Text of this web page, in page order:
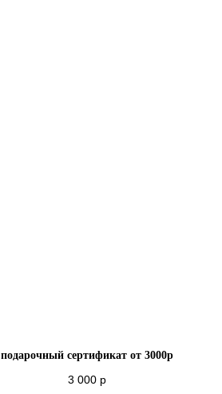
подарочный сертификат от 3000р
3 000 р